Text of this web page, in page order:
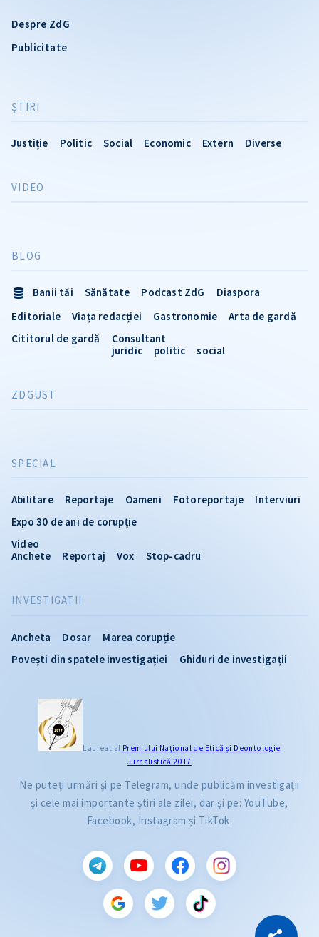
Despre ZdG
Publicitate
ŞTIRI
Justiție Politic Social Economic Extern Diverse
INVESTIGATII
Ancheta Dosar
Marea corupție
Povești din spatele investigației
Ghiduri de investigații
VIDEO
SPECIAL
Abilitare Reportaje Oameni Fotoreportaje
Interviuri
Expo 30 de ani de corupție
Video
Anchete
Reportaj Vox Stop-cadru
BLOG
Banii tăi Sănătate Podcast ZdG
Diaspora
Editoriale
Viața redacției Gastronomie
Arta de gardă
Cititorul de gardă
Consultant
juridic
politic social
ZDGUST
Laureat al Premiului Naţional de Etică și Deontologie
Jurnalistică 2017
Ne puteți urmări și pe Telegram, unde publicăm investigații
și cele mai importante știri ale zilei, dar și pe: YouTube,
Facebook, Instagram și TikTok.